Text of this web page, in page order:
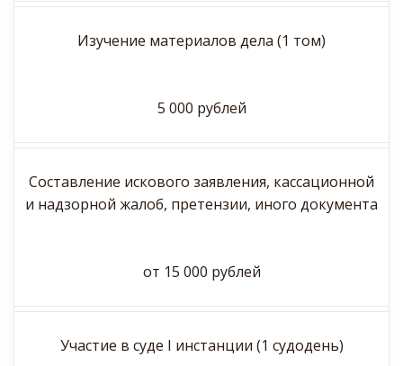
Изучение материалов дела (1 том)
5 000 рублей
Составление искового заявления, кассационной
и надзорной жалоб, претензии, иного документа
от 15 000 рублей
Участие в суде I инстанции (1 судодень)